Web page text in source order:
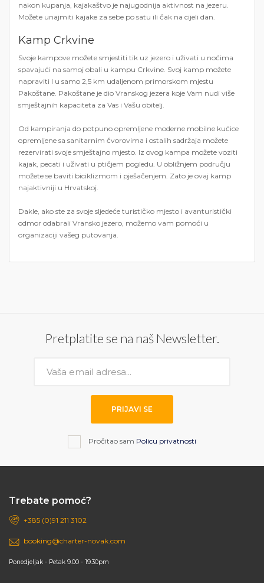
nakon kupanja, kajakaštvo je najugodnija aktivnost na jezeru.
Možete unajmiti kajake za sebe po satu ili čak na cijeli dan.
Kamp Crkvine
Svoje kampove možete smjestiti tik uz jezero i uživati ​​u noćima
spavajući na samoj obali u kampu Crkvine. Svoj kamp možete
napraviti I u samo 2,5 km udaljenom primorskom mjestu
Pakoštane. Pakoštane je dio Vranskog jezera koje Vam nudi više
smještajnih kapaciteta za Vas i Vašu obitelj.
Od kampiranja do potpuno opremljene moderne mobilne kućice
opremljene sa sanitarnim čvorovima i ostalih sadržaja možete
rezervirati svoje smještajno mjesto. Iz ovog kampa možete voziti
kajak, pecati i uživati ​​u ptičjem pogledu. U obližnjem području
možete se baviti biciklizmom i pješačenjem. Zato je ovaj kamp
najaktivniji u Hrvatskoj.
Dakle, ako ste za svoje sljedeće turističko mjesto i avanturistički
odmor odabrali Vransko jezero, možemo vam pomoći u
organizaciji vašeg putovanja.
Pretplatite se na naš Newsletter.
PRIJAVI SE
Pročitao sam Policu privatnosti
Trebate pomoć?
+385 (0)91 211 3102
booking@charter-novak.com
Ponedjeljak - Petak 9.00 - 19.30pm